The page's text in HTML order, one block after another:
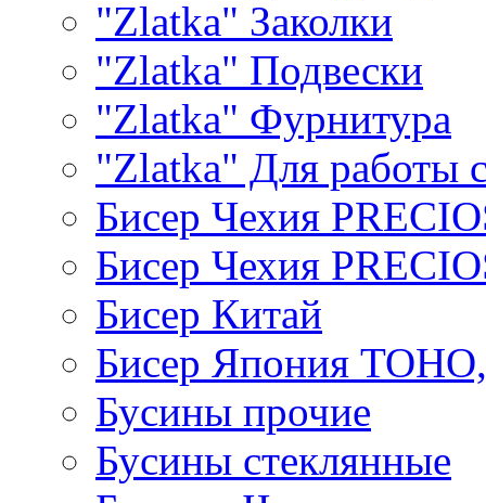
"Zlatka" Заколки
"Zlatka" Подвески
"Zlatka" Фурнитура
"Zlatka" Для работы
Бисер Чехия
Бисер Чехия
Бисер Китай
Бисер Япония
Бусины прочие
Бусины стеклянные